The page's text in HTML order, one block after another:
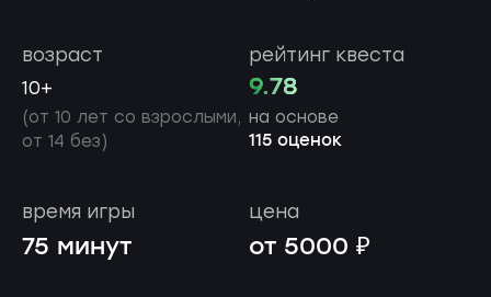
возраст
10+
(от 10 лет со взрослыми,
от 14 без)
рейтинг квеста
9.78
на основе
115 оценок
время игры
75 минут
цена
от 5000 ₽